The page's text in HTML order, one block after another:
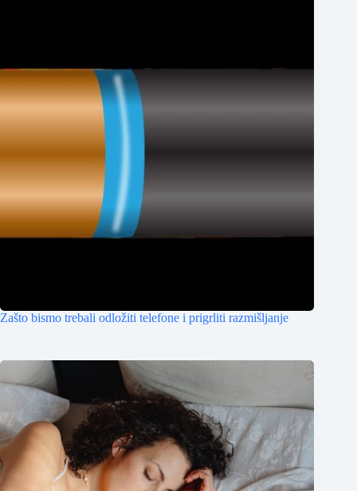
Zašto bismo trebali odložiti telefone i prigrliti razmišljanje